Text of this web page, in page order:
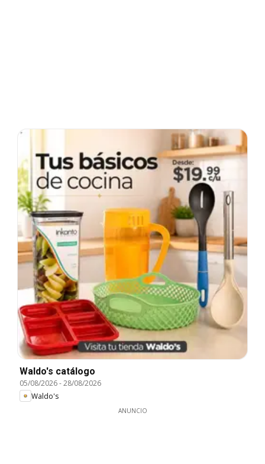
Waldo's catálogo
05/08/2026-28/08/2026
Waldo's
ANUNCIO